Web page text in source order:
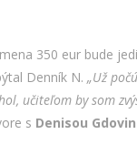
350 eur bude
Denník N. „Už
učiteľom by som
s Denisou